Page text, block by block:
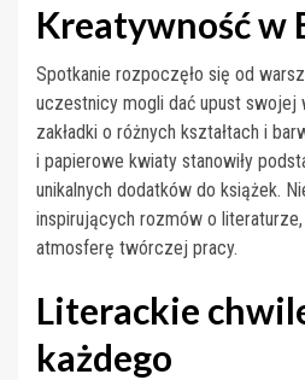
Kreatywność w
Spotkanie rozpoczęło się od
uczestnicy mogli dać upust swojej
zakładki o różnych kształtach i
i papierowe kwiaty stanowiły
unikalnych dodatków do książek.
inspirujących rozmów o
atmosferę twórczej pracy.
Literackie
każdego